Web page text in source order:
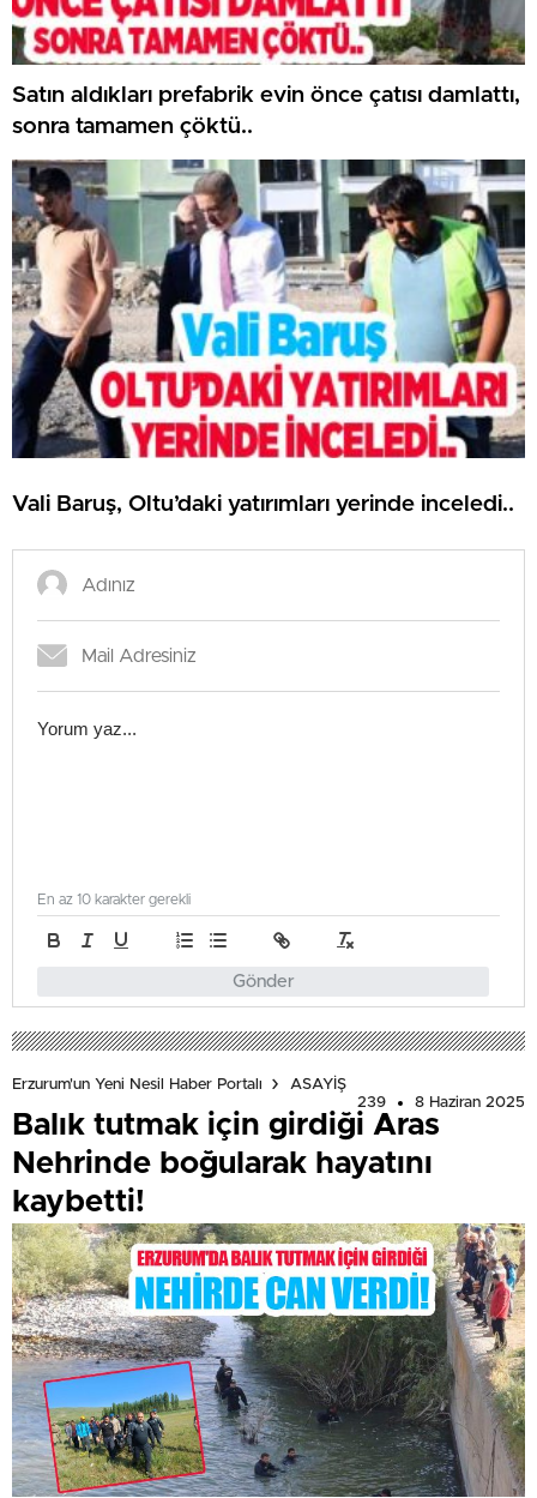
Satın aldıkları prefabrik evin önce çatısı damlattı,
sonra tamamen çöktü..
Vali Baruş, Oltu’daki yatırımları yerinde inceledi..
Gönder
En az 10 karakter gerekli
Erzurum'un Yeni Nesil Haber Portalı
ASAYİŞ
239
8 Haziran 2025
Balık tutmak için girdiği Aras
Nehrinde boğularak hayatını
kaybetti!